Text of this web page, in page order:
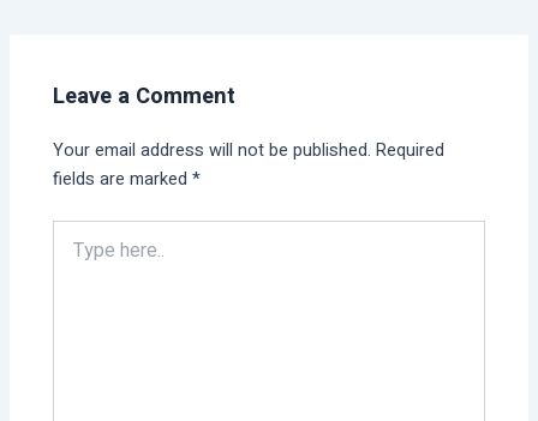
Leave a Comment
Your email address will not be published. Required
fields are marked*
here..